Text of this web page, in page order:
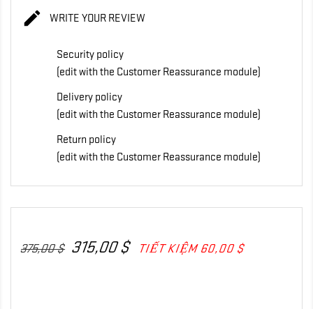
 WRITE YOUR REVIEW
Security policy
(edit with the Customer Reassurance module)
Delivery policy
(edit with the Customer Reassurance module)
Return policy
(edit with the Customer Reassurance module)
315,00 $ TIẾT KIỆM 60,00 $
375,00 $